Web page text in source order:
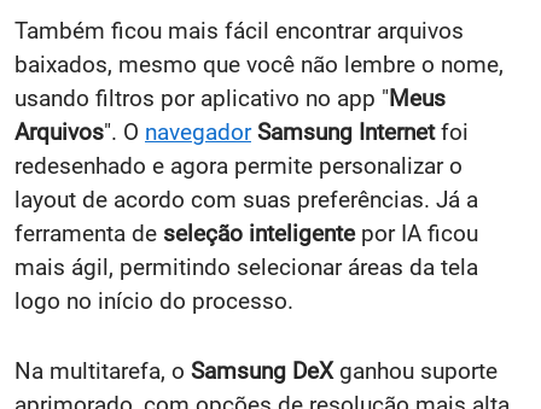
Também ficou mais fácil encontrar arquivos
baixados, mesmo que você não lembre o nome,
usando filtros por aplicativo no app "Meus
Arquivos". O navegador Samsung Internetfoi
redesenhado e agora permite personalizar o
layout de acordo com suas preferências. Já a
ferramenta de seleção inteligentepor IA ficou
mais ágil, permitindo selecionar áreas da tela
logo no início do processo.
Na multitarefa, o Samsung DeXganhou suporte